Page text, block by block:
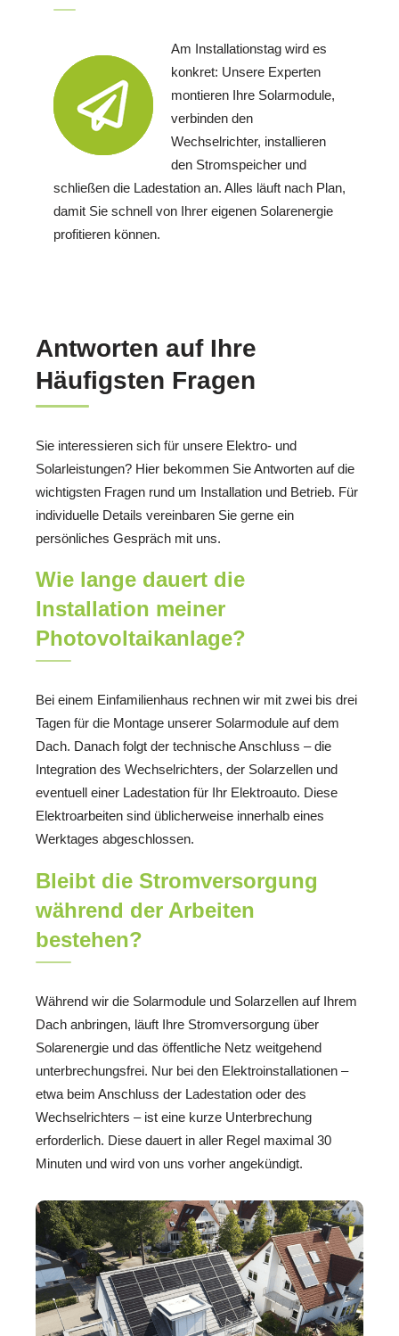
Am Installationstag wird es
konkret: Unsere Experten
montieren Ihre Solarmodule,
verbinden den
Wechselrichter, installieren
den Stromspeicher und
schließen die Ladestation an. Alles läuft nach Plan,
damit Sie schnell von Ihrer eigenen Solarenergie
profitieren können.
Antworten auf Ihre
Häufigsten Fragen
Sie interessieren sich für unsere Elektro- und
Solarleistungen? Hier bekommen Sie Antworten auf die
wichtigsten Fragen rund um Installation und Betrieb. Für
individuelle Details vereinbaren Sie gerne ein
persönliches Gespräch mit uns.
Wie lange dauert die
Installation meiner
Photovoltaikanlage?
Bei einem Einfamilienhaus rechnen wir mit zwei bis drei
Tagen für die Montage unserer Solarmodule auf dem
Dach. Danach folgt der technische Anschluss – die
Integration des Wechselrichters, der Solarzellen und
eventuell einer Ladestation für Ihr Elektroauto. Diese
Elektroarbeiten sind üblicherweise innerhalb eines
Werktages abgeschlossen.
Bleibt die Stromversorgung
während der Arbeiten
bestehen?
Während wir die Solarmodule und Solarzellen auf Ihrem
Dach anbringen, läuft Ihre Stromversorgung über
Solarenergie und das öffentliche Netz weitgehend
unterbrechungsfrei. Nur bei den Elektroinstallationen –
etwa beim Anschluss der Ladestation oder des
Wechselrichters – ist eine kurze Unterbrechung
erforderlich. Diese dauert in aller Regel maximal 30
Minuten und wird von uns vorher angekündigt.